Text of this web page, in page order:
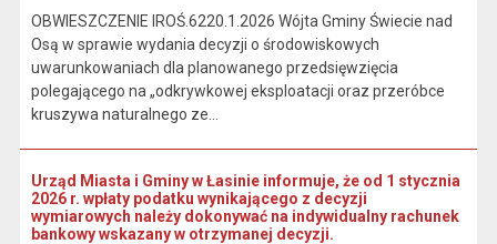
OBWIESZCZENIE IROŚ.6220.1.2026 Wójta Gminy Świecie nad
Osą w sprawie wydania decyzji o środowiskowych
uwarunkowaniach dla planowanego przedsięwzięcia
polegającego na „odkrywkowej eksploatacji oraz przeróbce
kruszywa naturalnego ze...
Urząd Miasta i Gminy w Łasinie informuje, że od 1 stycznia
2026 r. wpłaty podatku wynikającego z decyzji
wymiarowych należy dokonywać na indywidualny rachunek
bankowy wskazany w otrzymanej decyzji.